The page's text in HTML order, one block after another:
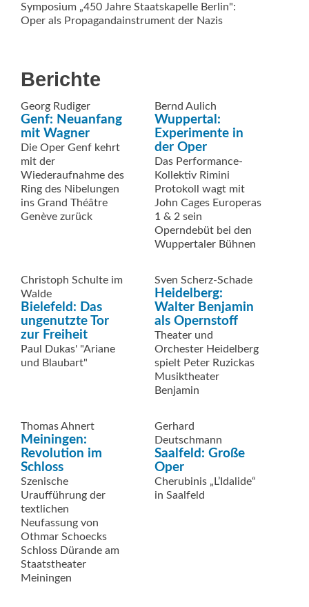
Symposium „450 Jahre Staatskapelle Berlin":
Oper als Propagandainstrument der Nazis
Berichte
Georg Rudiger
Genf: Neuanfang
mit Wagner
Die Oper Genf kehrt
mit der
Wiederaufnahme des
Ring des Nibelungen
ins Grand Théâtre
Genève zurück
Bernd Aulich
Wuppertal:
Experimente in
der Oper
Das Performance-
Kollektiv Rimini
Protokoll wagt mit
John Cages Europeras
1 & 2 sein
Operndebüt bei den
Wuppertaler Bühnen
Christoph Schulte im
Walde
Bielefeld: Das
ungenutzte Tor
zur Freiheit
Paul Dukas' "Ariane
und Blaubart"
Sven Scherz-Schade
Heidelberg:
Walter Benjamin
als Opernstoff
Theater und
Orchester Heidelberg
spielt Peter Ruzickas
Musiktheater
Benjamin
Thomas Ahnert
Meiningen:
Revolution im
Schloss
Szenische
Uraufführung der
textlichen
Neufassung von
Othmar Schoecks
Schloss Dürande am
Staatstheater
Meiningen
Gerhard
Deutschmann
Saalfeld: Große
Oper
Cherubinis „L’Idalide“
in Saalfeld